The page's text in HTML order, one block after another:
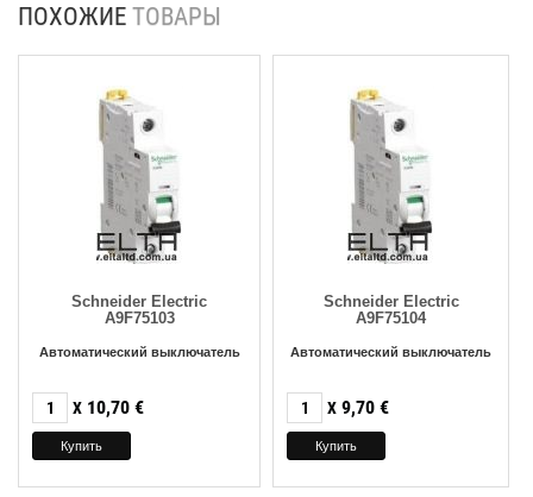
ПОХОЖИЕ ТОВАРЫ
Schneider Electric
A9F75103
Автоматический выключатель
X 10,70 €
Schneider Electric
A9F75104
Автоматический выключатель
X 9,70 €